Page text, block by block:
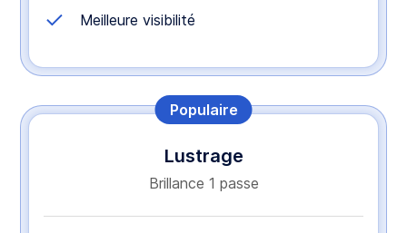
Meilleure visibilité
Lustrage
Brillance 1 passe
Populaire